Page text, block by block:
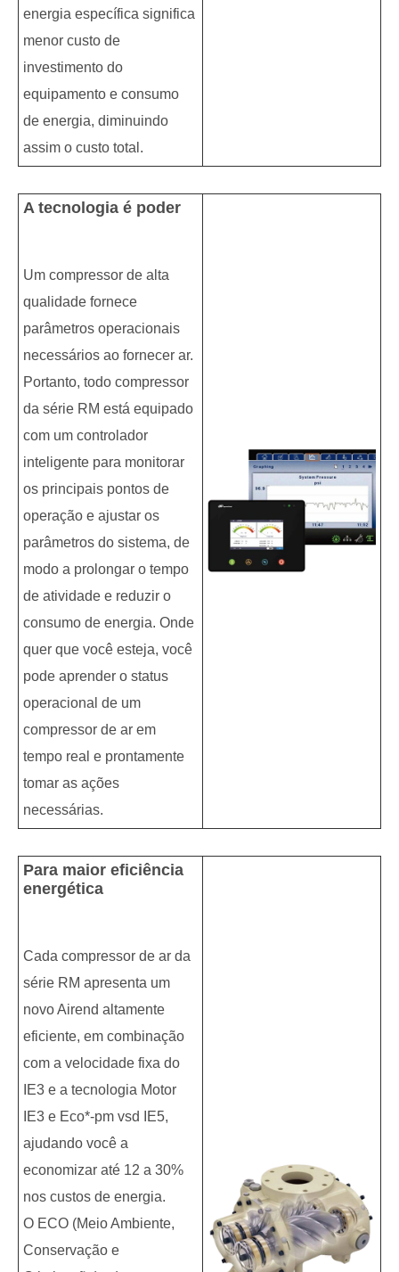
energia específica significa
menor custo de
investimento do
equipamento e consumo
de energia, diminuindo
assim o custo total.
A tecnologia é poder
Um compressor de alta
qualidade fornece
parâmetros operacionais
necessários ao fornecer ar.
Portanto, todo compressor
da série RM está equipado
com um controlador
inteligente para monitorar
os principais pontos de
operação e ajustar os
parâmetros do sistema, de
modo a prolongar o tempo
de atividade e reduzir o
consumo de energia. Onde
quer que você esteja, você
pode aprender o status
operacional de um
compressor de ar em
tempo real e prontamente
tomar as ações
necessárias.
Para maior eficiência
energética
Cada compressor de ar da
série RM apresenta um
novo Airend altamente
eficiente, em combinação
com a velocidade fixa do
IE3 e a tecnologia Motor
IE3 e Eco*-pm vsd IE5,
ajudando você a
economizar até 12 a 30%
nos custos de energia.
O ECO (Meio Ambiente,
Conservação e